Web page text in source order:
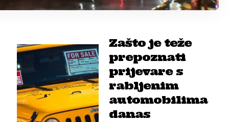
Zašto je teže
prepoznati
prijevare s
rabljenim
automobilima
danas